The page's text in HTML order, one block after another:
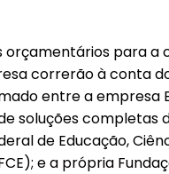
orçamentários para a
correrão à conta
entre a empresa
soluções completas
de Educação,
e a própria